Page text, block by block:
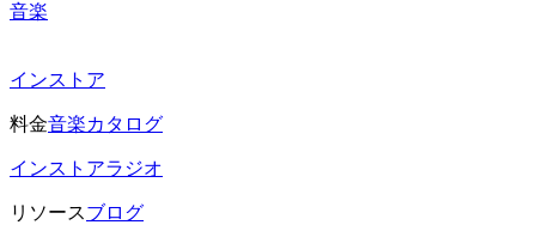
音楽
インストア
料金音楽カタログ
インストアラジオ
リソースブログ